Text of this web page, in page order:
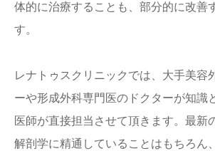
体的に治療することも、部分的に改善
す。
レナトゥスクリニックでは、大手美容
ーや形成外科専門医のドクターが知識
医師が直接担当させて頂きます。最新
解剖学に精通していることはもちろん、